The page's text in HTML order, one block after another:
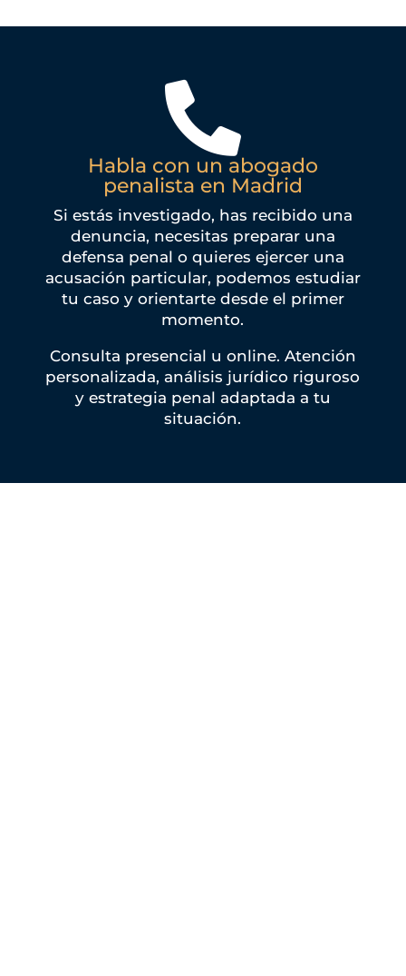

Habla con un abogado
penalista en Madrid
Si estás investigado, has recibido una
denuncia, necesitas preparar una
defensa penal o quieres ejercer una
acusación particular, podemos estudiar
tu caso y orientarte desde el primer
momento.
Consulta presencial u online. Atención
personalizada, análisis jurídico riguroso
y estrategia penal adaptada a tu
situación.